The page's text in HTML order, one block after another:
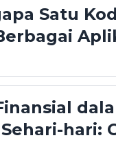
Satu
hari:
dan